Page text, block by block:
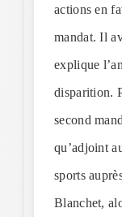
actions en
mandat. Il
explique
disparition.
second
qu’adjoint
sports
Blanchet,